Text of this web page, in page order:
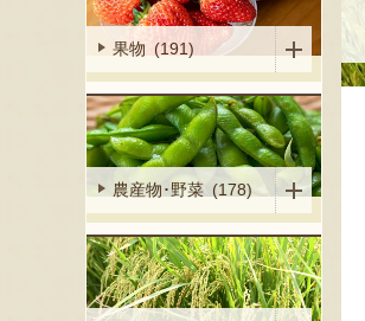
果物 (191)
農産物･野菜 (178)